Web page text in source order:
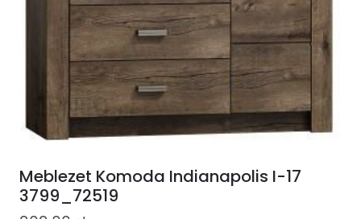
Meblezet Komoda Indianapolis I-17
3799_72519